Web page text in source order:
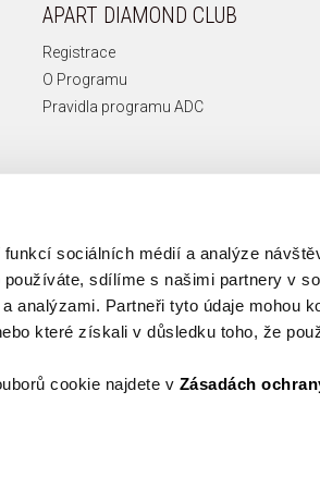
sociálních médií a analýze
sdílíme s našimi partnery v
analýzami. Partneři tyto údaje mohou
které získali v důsledku toho, že
cookie najdete v Zásadách
APART DIAMOND CLUB
Registrace
O Programu
Pravidla programu ADC